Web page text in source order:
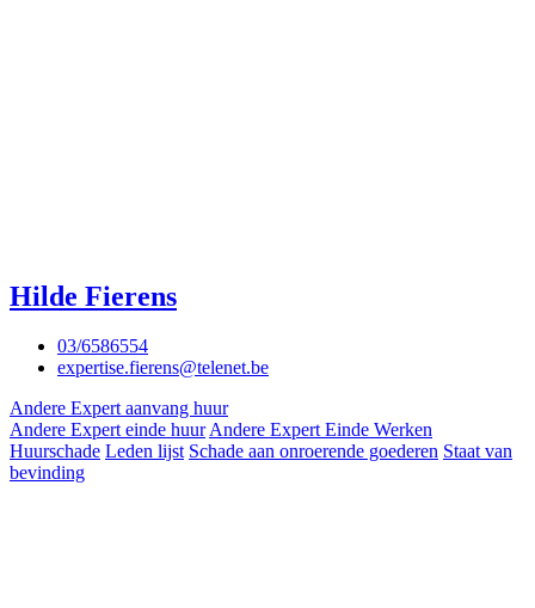
Hilde Fierens
03/6586554
expertise.fierens@telenet.be
Andere Expert aanvang huur
Andere Expert einde huurAndere Expert Einde Werken
Huurschade Leden lijst Schade aan onroerende goederen Staat van
bevinding